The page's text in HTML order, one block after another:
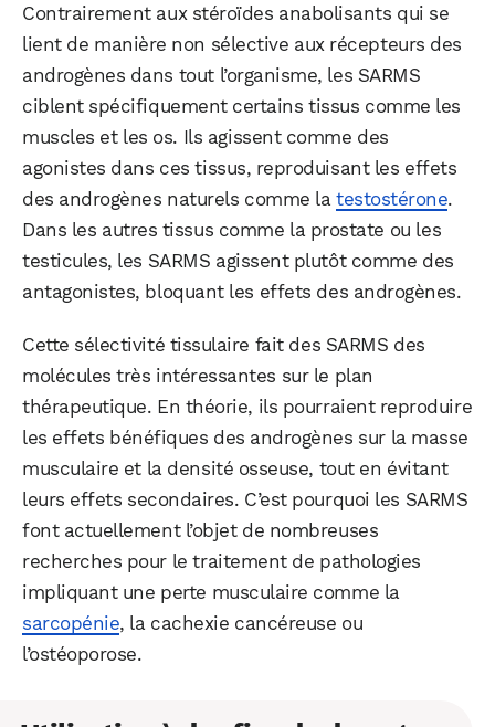
Contrairement aux stéroïdes anabolisants qui se
lient de manière non sélective aux récepteurs des
androgènes dans tout l’organisme, les SARMS
ciblent spécifiquement certains tissus comme les
muscles et les os. Ils agissent comme des
agonistes dans ces tissus, reproduisant les effets
des androgènes naturels comme latestostérone.
Dans les autres tissus comme la prostate ou les
testicules, les SARMS agissent plutôt comme des
antagonistes, bloquant les effets des androgènes.
Cette sélectivité tissulaire fait des SARMS des
molécules très intéressantes sur le plan
thérapeutique. En théorie, ils pourraient reproduire
les effets bénéfiques des androgènes sur la masse
musculaire et la densité osseuse, tout en évitant
leurs effets secondaires. C’est pourquoi les SARMS
font actuellement l’objet de nombreuses
recherches pour le traitement de pathologies
impliquant une perte musculaire comme la
sarcopénie, la cachexie cancéreuse ou
l’ostéoporose.